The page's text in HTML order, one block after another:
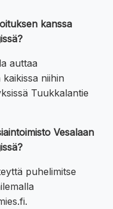
kanssa
auttaa
niihin
Tuukkalantie
Vesalaan
puhelimitse